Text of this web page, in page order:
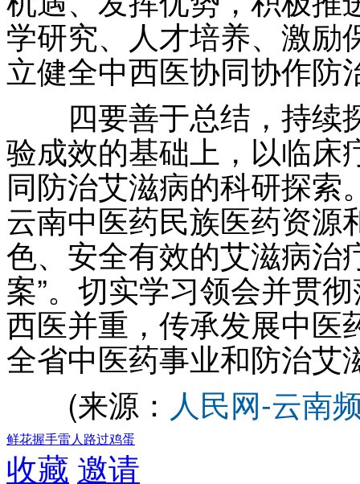
学研究、人才培养、激励
立健全中西医协同协作防
四要善于总结，持续
验成效的基础上，以临床
同防治艾滋病的科研探
云南中医药民族医药资源
色、安全有效的艾滋病治
案”。切实学习领会并贯
西医并重，传承发展中医
全省中医药事业和防治艾
(来源： 人民网-云南
鲜花握手雷人 路过鸡蛋
收藏 邀请